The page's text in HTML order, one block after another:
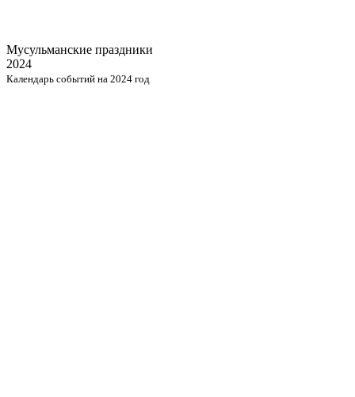
Мусульманские праздники
2024
Календарь событий на 2024 год